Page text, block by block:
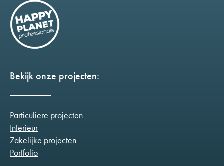
Bekijk onze projecten:
Particuliere projecten
Interieur
Zakelijke projecten
Portfolio